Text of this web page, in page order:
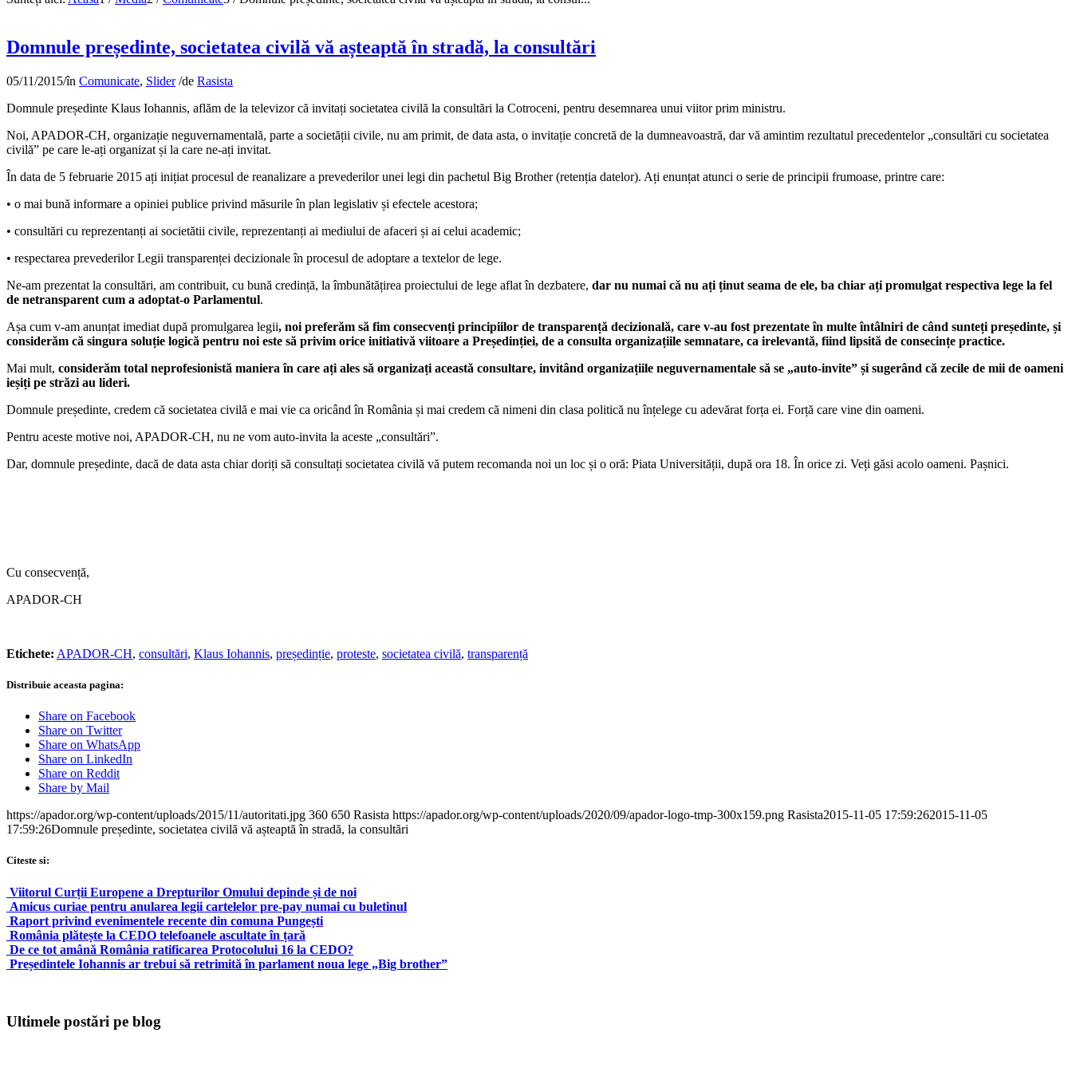
Domnule președinte, societatea civilă vă așteaptă în stradă, la consultări
05/11/2015/în Comunicate, Slider /de Rasista
Domnule președinte Klaus Iohannis, aflăm de la televizor că invitați societatea civilă la consultări la Cotroceni, pentru desemnarea unui viitor prim ministru.
Noi, APADOR-CH, organizație neguvernamentală, parte a societății civile, nu am primit, de data asta, o invitație concretă de la dumneavoastră, dar vă amintim rezultatul precedentelor „consultări cu societatea
civilă” pe care le-ați organizat și la care ne-ați invitat.
În data de 5 februarie 2015 ați inițiat procesul de reanalizare a prevederilor unei legi din pachetul Big Brother (retenția datelor). Ați enunțat atunci o serie de principii frumoase, printre care:
• o mai bună informare a opiniei publice privind măsurile în plan legislativ și efectele acestora;
• consultări cu reprezentanți ai societătii civile, reprezentanți ai mediului de afaceri și ai celui academic;
• respectarea prevederilor Legii transparenței decizionale în procesul de adoptare a textelor de lege.
Ne-am prezentat la consultări, am contribuit, cu bună credință, la îmbunătățirea proiectului de lege aflat în dezbatere, dar nu numai că nu ați ținut seama de ele, ba chiar ați promulgat respectiva lege la fel
de netransparent cum a adoptat-o Parlamentul.
Așa cum v-am anunțat imediat după promulgarea legii, noi preferăm să fim consecvenți principiilor de transparență decizională, care v-au fost prezentate în multe întâlniri de când sunteți președinte, și
considerăm că singura soluție logică pentru noi este să privim orice initiativă viitoare a Președinției, de a consulta organizațiile semnatare, ca irelevantă, fiind lipsită de consecințe practice.
Mai mult, considerăm total neprofesionistă maniera în care ați ales să organizați această consultare, invitând organizațiile neguvernamentale să se „auto-invite” și sugerând că zecile de mii de oameni
ieșiți pe străzi au lideri.
Domnule președinte, credem că societatea civilă e mai vie ca oricând în România și mai credem că nimeni din clasa politică nu înțelege cu adevărat forța ei. Forță care vine din oameni.
Pentru aceste motive noi, APADOR-CH, nu ne vom auto-invita la aceste „consultări”.
Dar, domnule președinte, dacă de data asta chiar doriți să consultați societatea civilă vă putem recomanda noi un loc și o oră: Piata Universității, după ora 18. În orice zi. Veți găsi acolo oameni. Pașnici.
Cu consecvență,
APADOR-CH
Etichete: APADOR-CH, consultări, Klaus Iohannis, președinție, proteste, societatea civilă, transparență
Distribuie aceasta pagina:
Share on Facebook
Share on Twitter
Share on WhatsApp
Share on LinkedIn
Share on Reddit
Share by Mail
https://apador.org/wp-content/uploads/2015/11/autoritati.jpg 360 650 Rasista https://apador.org/wp-content/uploads/2020/09/apador-logo-tmp-300x159.png Rasista2015-11-05 17:59:262015-11-05
17:59:26Domnule președinte, societatea civilă vă așteaptă în stradă, la consultări
Citeste si:
Viitorul Curții Europene a Drepturilor Omului depinde și de noi
Amicus curiae pentru anularea legii cartelelor pre-pay numai cu buletinul
Raport privind evenimentele recente din comuna Pungești
România plătește la CEDO telefoanele ascultate în țară
De ce tot amână România ratificarea Protocolului 16 la CEDO?
Președintele Iohannis ar trebui să retrimită în parlament noua lege „Big brother”
Ultimele postări pe blog